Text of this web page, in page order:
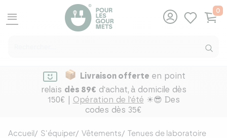
menu
0
Livraison offerte en point
relais dès 89€ d'achat, à domicile dès
150€ | Opération de l'été ☀😎 Des
codes dès 35€
Accueil S'équiper Vêtements Tenues de laboratoire